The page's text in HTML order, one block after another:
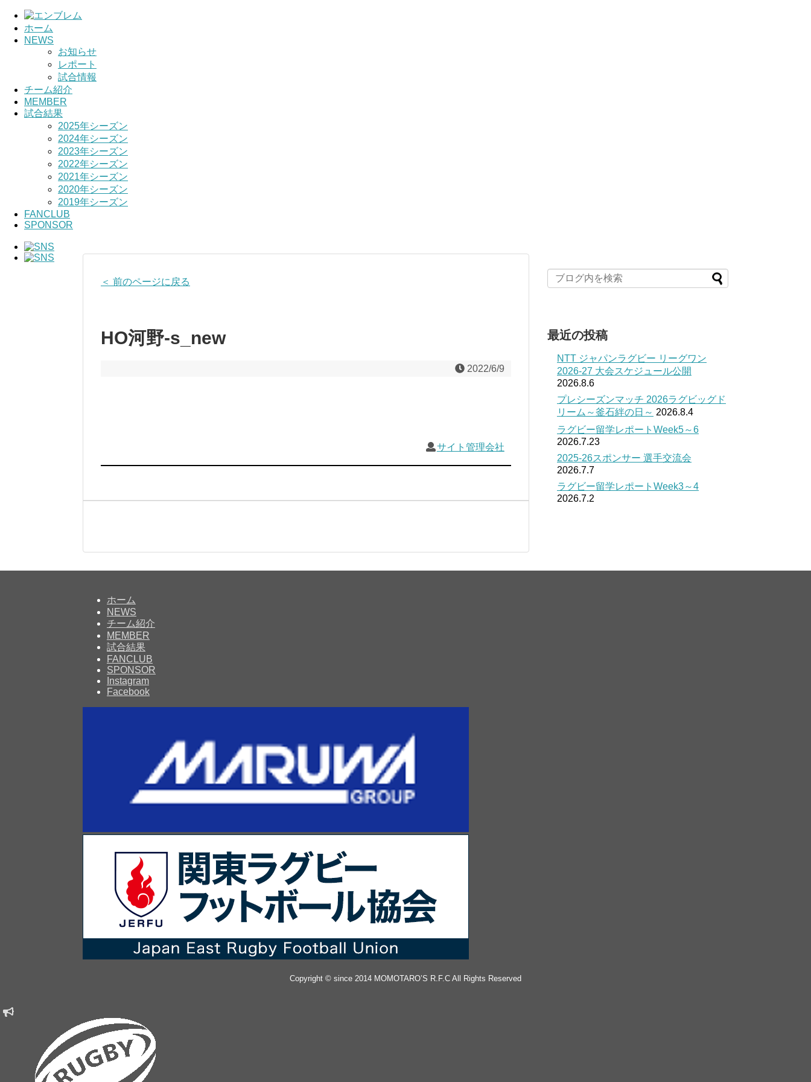
ホーム
NEWS
お知らせ
レポート
試合情報
チーム紹介
MEMBER
試合結果
2025年シーズン
2024年シーズン
2023年シーズン
2022年シーズン
2021年シーズン
2020年シーズン
2019年シーズン
FANCLUB
SPONSOR
＜ 前のページに戻る
HO河野-s_new
2022/6/9
サイト管理会社
最近の投稿
NTT ジャパンラグビー リーグワン
2026-27 大会スケジュール公開
2026.8.6
プレシーズンマッチ 2026ラグビッグド
リーム～釜石絆の日～ 2026.8.4
ラグビー留学レポートWeek5～6
2026.7.23
2025-26スポンサー 選手交流会
2026.7.7
ラグビー留学レポートWeek3～4
2026.7.2
ホーム
NEWS
チーム紹介
MEMBER
試合結果
FANCLUB
SPONSOR
Instagram
Facebook
Copyright © since 2014 MOMOTARO’S R.F.C All Rights Reserved